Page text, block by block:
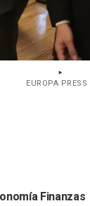
EUROPA PRESS
Finanzas